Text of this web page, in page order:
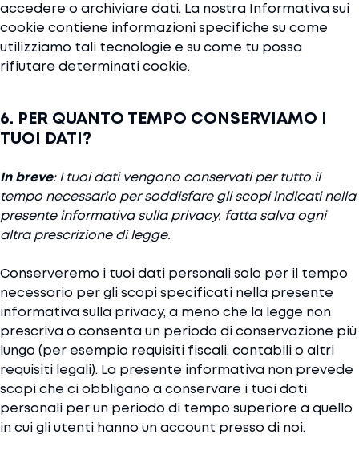
accedere o archiviare dati. La nostra Informativa sui
cookie contiene informazioni specifiche su come
utilizziamo tali tecnologie e su come tu possa
rifiutare determinati cookie.
6. PER QUANTO TEMPO CONSERVIAMO I
TUOI DATI?
In breve: I tuoi dati vengono conservati per tutto il
tempo necessario per soddisfare gli scopi indicati nella
presente informativa sulla privacy, fatta salva ogni
altra prescrizione di legge.
Conserveremo i tuoi dati personali solo per il tempo
necessario per gli scopi specificati nella presente
informativa sulla privacy, a meno che la legge non
prescriva o consenta un periodo di conservazione più
lungo (per esempio requisiti fiscali, contabili o altri
requisiti legali). La presente informativa non prevede
scopi che ci obbligano a conservare i tuoi dati
personali per un periodo di tempo superiore a quello
in cui gli utenti hanno un account presso di noi.